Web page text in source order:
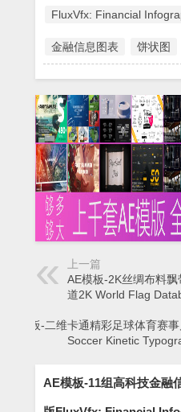
FluxVfx: Financial
金融信息图表 饼状图
上一篇
AE模板-2K丝绸布料
道2K World Flag
AE模板-二维卡通精彩足球体育赛
Soccer Kinetic
AE模板-11组高科技金融